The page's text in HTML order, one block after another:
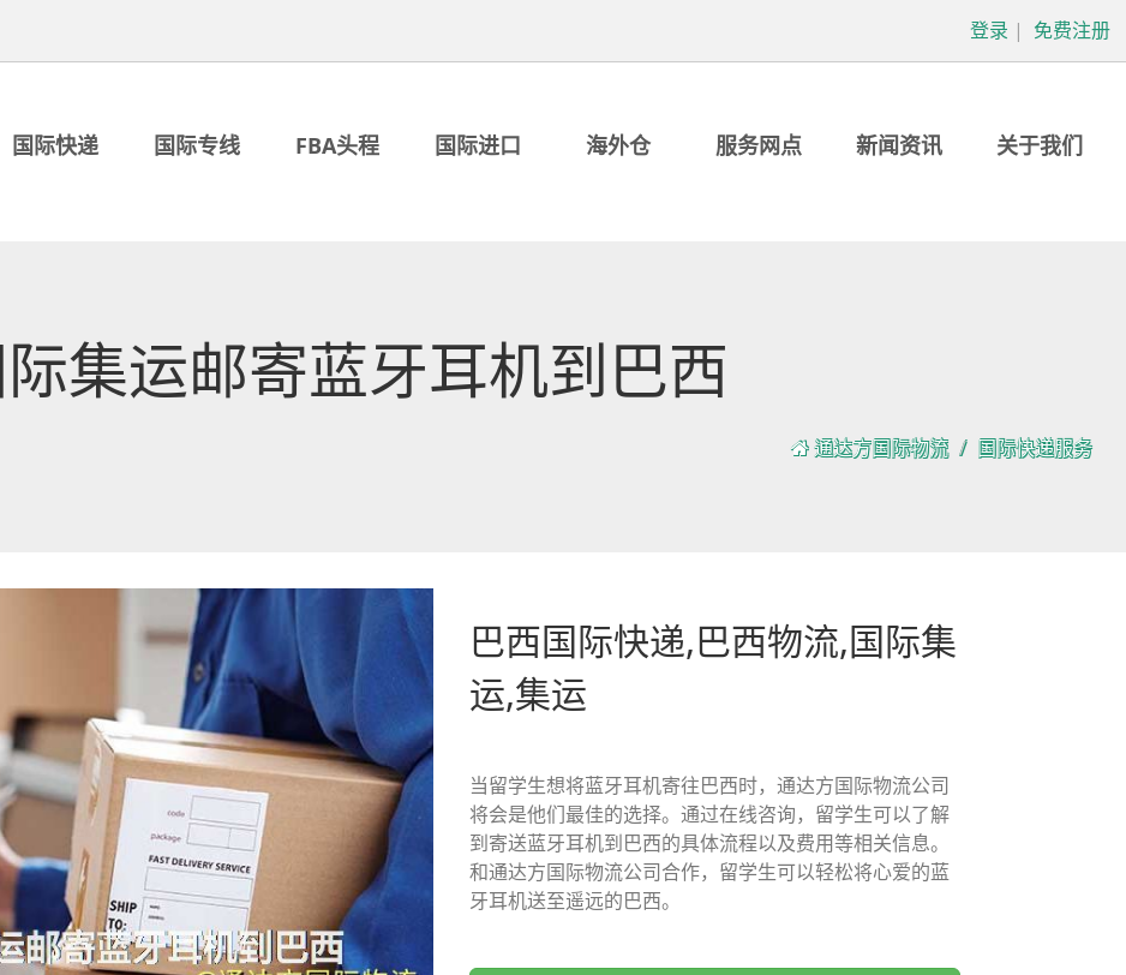
登录 | 免费注册
国际快递 国际专线 FBA头程 国际进口 海外仓 服务网点 新闻资讯 关于我们
集运邮寄蓝牙耳机到巴西
通达方国际物流 国际快递服务
巴西国际快递,巴西物流,国际集
运,集运
当留学生想将蓝牙耳机寄往巴西时，通达方国际物流公司
将会是他们最佳的选择。通过在线咨询，留学生可以了解
到寄送蓝牙耳机到巴西的具体流程以及费用等相关信息。
和通达方国际物流公司合作，留学生可以轻松将心爱的蓝
牙耳机送至遥远的巴西。